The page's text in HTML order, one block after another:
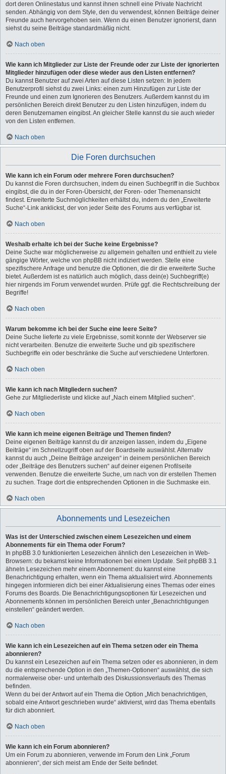
dort deren Onlinestatus und kannst ihnen schnell eine Private Nachricht
senden. Abhängig von dem Style, den du verwendest, können Beiträge deiner
Freunde auch hervorgehoben sein. Wenn du einen Benutzer ignorierst, dann
siehst du seine Beiträge standardmäßig nicht.
Nach oben
Wie kann ich Mitglieder zur Liste der Freunde oder zur Liste der ignorierten
Mitglieder hinzufügen oder diese wieder aus den Listen entfernen?
Du kannst Benutzer auf zwei Arten auf diese Listen setzen: In jedem
Benutzerprofil siehst du zwei Links: einen zum Hinzufügen zur Liste der
Freunde und einen zum Ignorieren des Benutzers. Außerdem kannst du im
persönlichen Bereich direkt Benutzer zu den Listen hinzufügen, indem du
deren Benutzernamen eingibst. An gleicher Stelle kannst du sie auch wieder
von den Listen entfernen.
Nach oben
Die Foren durchsuchen
Wie kann ich ein Forum oder mehrere Foren durchsuchen?
Du kannst die Foren durchsuchen, indem du einen Suchbegriff in die Suchbox
eingibst, die du in der Foren-Übersicht, der Foren- oder Themenansicht
findest. Erweiterte Suchmöglichkeiten erhältst du, indem du den „Erweiterte
Suche“-Link anklickst, der von jeder Seite des Forums aus verfügbar ist.
Nach oben
Weshalb erhalte ich bei der Suche keine Ergebnisse?
Deine Suche war möglicherweise zu allgemein gehalten und enthielt zu viele
gängige Wörter, welche von phpBB nicht indiziert werden. Stelle eine
spezifischere Anfrage und benutze die Optionen, die dir die erweiterte Suche
bietet. Außerdem ist es natürlich auch möglich, dass dein(e) Suchbegriff(e)
hier nirgends im Forum verwendet wurden. Prüfe ggf. die Rechtschreibung der
Begriffe!
Nach oben
Warum bekomme ich bei der Suche eine leere Seite?
Deine Suche lieferte zu viele Ergebnisse, somit konnte der Webserver sie
nicht verarbeiten. Benutze die erweiterte Suche und gib spezifischere
Suchbegriffe ein oder beschränke die Suche auf verschiedene Unterforen.
Nach oben
Wie kann ich nach Mitgliedern suchen?
Gehe zur Mitgliederliste und klicke auf „Nach einem Mitglied suchen“.
Nach oben
Wie kann ich meine eigenen Beiträge und Themen finden?
Deine eigenen Beiträge kannst du dir anzeigen lassen, indem du „Eigene
Beiträge“ im Schnellzugriff oben auf der Boardseite auswählst. Alternativ
kannst du auch „Deine Beiträge anzeigen“ in deinem persönlichen Bereich
oder „Beiträge des Benutzers suchen“ auf deiner eigenen Profilseite
verwenden. Benutze die erweiterte Suche, um nach von dir erstellen Themen
zu suchen. Trage dort die entsprechenden Optionen in die Suchmaske ein.
Nach oben
Abonnements und Lesezeichen
Was ist der Unterschied zwischen einem Lesezeichen und einem
Abonnements für ein Thema oder Forum?
In phpBB 3.0 funktionierten Lesezeichen ähnlich den Lesezeichen in Web-
Browsern: du bekamst keine Informationen bei einem Update. Seit phpBB 3.1
ähneln Lesezeichen mehr einem Abonnement: du kannst eine
Benachrichtigung erhalten, wenn ein Thema aktualisiert wird. Abonnements
hingegen informieren dich bei einer Aktualisierung eines Themas oder eines
Forums des Boards. Die Benachrichtigungsoptionen für Lesezeichen und
Abonnements können im persönlichen Bereich unter „Benachrichtigungen
einstellen“ geändert werden.
Nach oben
Wie kann ich ein Lesezeichen auf ein Thema setzen oder ein Thema
abonnieren?
Du kannst ein Lesezeichen auf ein Thema setzen oder es abonnieren, in dem
du die entsprechende Option in den „Themen-Optionen“ auswählst, die sich
normalerweise ober- und unterhalb des Diskussionsverlaufs des Themas
befinden.
Wenn du bei der Antwort auf ein Thema die Option „Mich benachrichtigen,
sobald eine Antwort geschrieben wurde“ aktivierst, wird das Thema ebenfalls
für dich abonniert.
Nach oben
Wie kann ich ein Forum abonnieren?
Um ein Forum zu abonnieren, verwende im Forum den Link „Forum
abonnieren“, der sich meist am Ende der Seite befindet.